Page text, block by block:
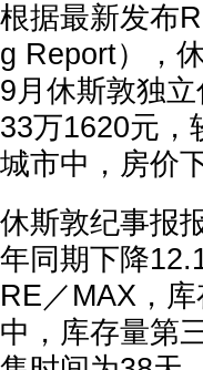
根据最新发布
g Report），
9月休斯敦独
33万1620元，
城市中，房价
休斯敦纪事报
年同期下降
RE／MAX，
中，库存量第